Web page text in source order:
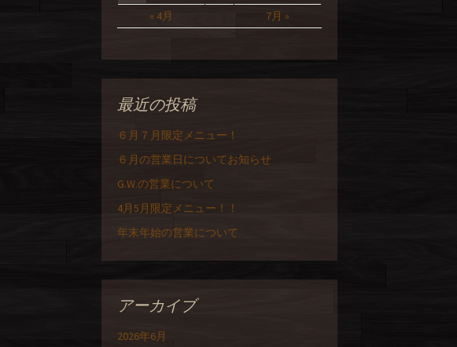
« 4月 7月 »
最近の投稿
６月７月限定メニュー！
６月の営業日についてお知らせ
G.W.の営業について
4月5月限定メニュー！！
年末年始の営業について
アーカイブ
2026年6月